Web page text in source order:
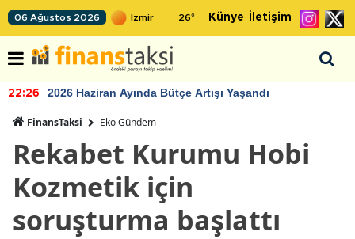
06 Ağustos 2026 26° Künye İletişim
22:26 2026 Haziran Ayında Bütçe Artışı Yaşandı
FinansTaksi Eko Gündem
Rekabet Kurumu Hobi
Kozmetik için
soruşturma başlattı